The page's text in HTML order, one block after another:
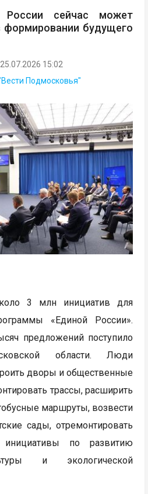
сейчас может
формировании будущего
25.07.2026 15:02
Подмосковья"
3 млн инициатив для
«Единой России».
предложений поступило
области. Люди
дворы и общественные
трассы, расширить
маршруты, возвести
сады, отремонтировать
инициативы по развитию
и экологической